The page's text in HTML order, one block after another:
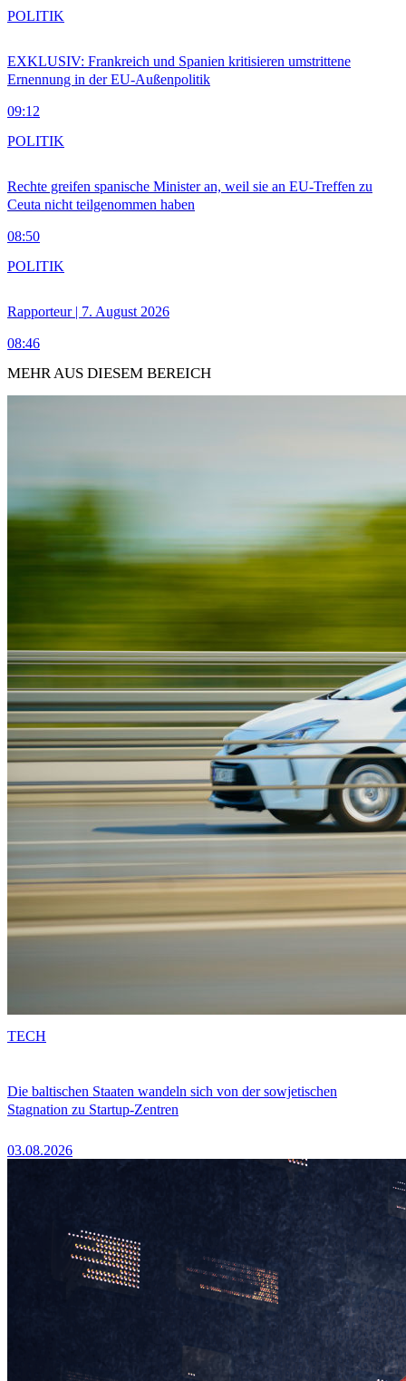
EXKLUSIV: Frankreich und Spanien kritisieren umstrittene
Ernennung in der EU-Außenpolitik
09:12
POLITIK
Rechte greifen spanische Minister an, weil sie an EU-Treffen zu
Ceuta nicht teilgenommen haben
08:50
POLITIK
Rapporteur | 7. August 2026
08:46
POLITIK
MEHR AUS DIESEM BEREICH
Die baltischen Staaten wandeln sich von der sowjetischen
Stagnation zu Startup-Zentren
03.08.2026
TECH